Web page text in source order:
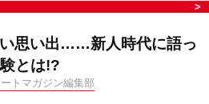
思い出……新人時代に語っ
とは!?
トマガジン編集部